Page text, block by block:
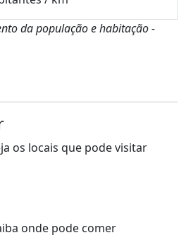
da população e habitação -
os locais que pode visitar
onde pode comer